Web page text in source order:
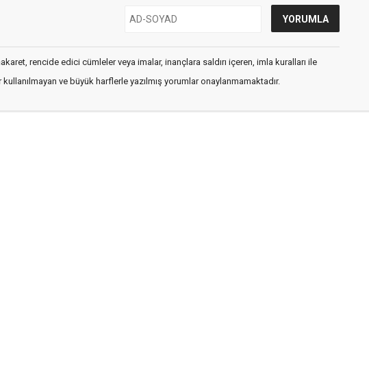
rencide edici cümleler veya imalar, inançlara saldırı içeren, imla kuralları ile
ve büyük harflerle yazılmış yorumlar onaylanmamaktadır.